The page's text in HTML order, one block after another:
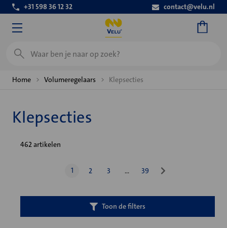
+31 598 36 12 32 contact@velu.nl
Zoeken
Home Volumeregelaars Klepsecties
Klepsecties
462 artikelen
1 2 3 … 39
Toon de filters